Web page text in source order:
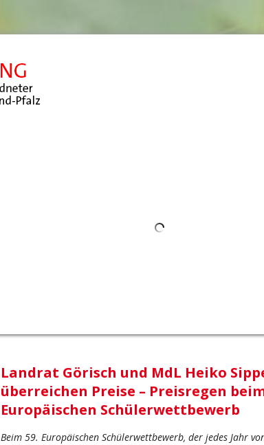
Landrat Görisch und MdL Heiko
überreichen Preise – Preisregen
Europäischen Schülerwettbewerb
Beim 59. Europäischen Schülerwettbewerb, der jedes Jahr